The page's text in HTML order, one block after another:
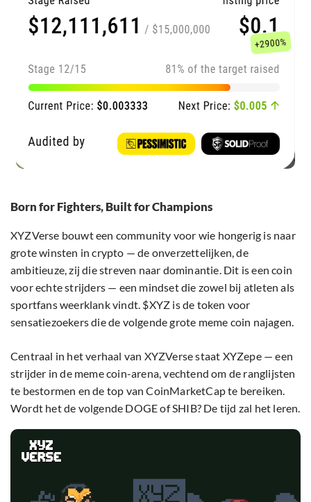
Born for Fighters, Built for Champions
XYZVerse bouwt een community voor wie hongerig is naar
grote winsten in crypto — de onverzettelijken, de
ambitieuze, zij die streven naar dominantie. Dit is een coin
voor echte strijders — een mindset die zowel bij atleten als
sportfans weerklank vindt. $XYZ is de token voor
sensatiezoekers die de volgende grote meme coin najagen.
Centraal in het verhaal van XYZVerse staat XYZepe — een
strijder in de meme coin-arena, vechtend om de ranglijsten
te bestormen en de top van CoinMarketCap te bereiken.
Wordt het de volgende DOGE of SHIB? De tijd zal het leren.